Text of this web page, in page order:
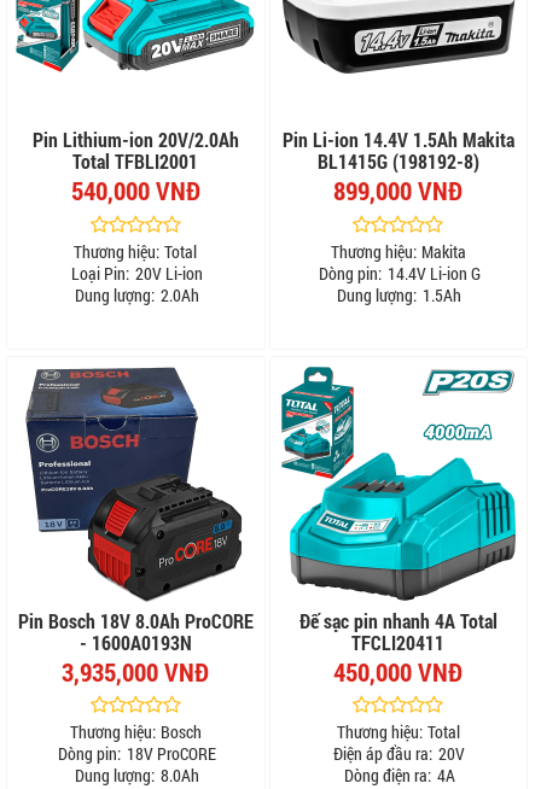
Pin Lithium-ion 20V/2.0Ah
Total TFBLI2001
540,000 VNĐ
Thương hiệu: Total
Loại Pin: 20V Li-ion
Dung lượng: 2.0Ah
Pin Li-ion 14.4V 1.5Ah Makita
BL1415G (198192-8)
899,000 VNĐ
Thương hiệu: Makita
Dòng pin: 14.4V Li-ion G
Dung lượng: 1.5Ah
Pin Bosch 18V 8.0Ah ProCORE
- 1600A0193N
3,935,000 VNĐ
Thương hiệu: Bosch
Dòng pin: 18V ProCORE
Dung lượng: 8.0Ah
Đế sạc pin nhanh 4A Total
TFCLI20411
450,000 VNĐ
Thương hiệu: Total
Điện áp đầu ra: 20V
Dòng điện ra: 4A